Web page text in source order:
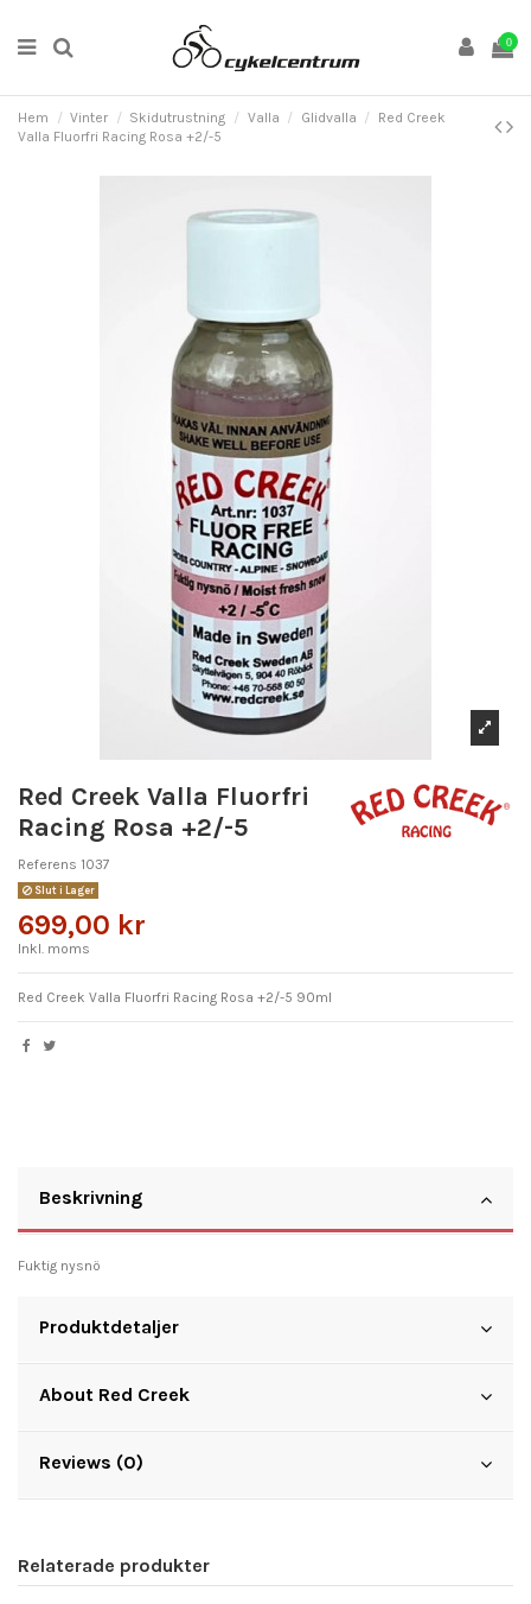
0
Hem Vinter Skidutrustning Valla Glidvalla
Red Creek
Valla Fluorfri Racing Rosa +2/-5
Red Creek Valla Fluorfri
Racing Rosa +2/-5
Referens 1037
Slut i Lager
699,00 kr
Inkl. moms
Red Creek Valla Fluorfri Racing Rosa +2/-5 90ml
Beskrivning
Fuktig nysnö
Produktdetaljer
About Red Creek
Reviews (0)
Relaterade produkter